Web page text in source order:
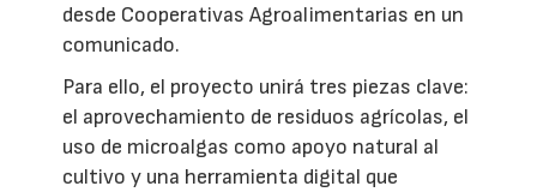
desde Cooperativas Agroalimentarias en un
comunicado.
Para ello, el proyecto unirá tres piezas clave:
el aprovechamiento de residuos agrícolas, el
uso de microalgas como apoyo natural al
cultivo y una herramienta digital que